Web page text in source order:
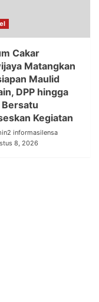
Cakar
Matangkan
Maulid
DPP hingga
Bersatu
Kegiatan
informasilensa
8, 2026